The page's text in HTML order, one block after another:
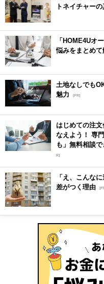
トネイチャー
「HOME4Uオ
悩みをまとめて
土地なしでも
魅力
[PR]
はじめての注
なえよう！ 専
も」無料相談
R]
「え、こんな
差がつく理由